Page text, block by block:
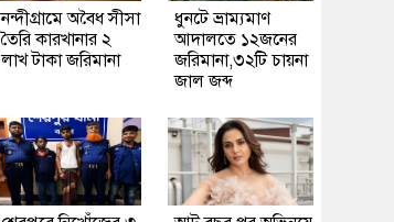
নন্দীগ্রামে অবৈধ সীসা
তৈরি কারখানার ২
লাখ টাকা জরিমানা
ধুনটে ভ্রাম্যমাণ
আদালতে ১২জনের
জরিমানা,৩২টি চায়না
জাল জব্দ